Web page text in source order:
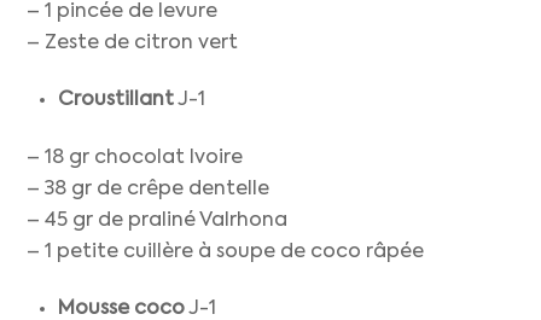
– 1 pincée de levure
– Zeste de citron vert
CroustillantJ-1
– 18 gr chocolat Ivoire
– 38 gr de crêpe dentelle
– 45 gr de praliné Valrhona
– 1 petite cuillère à soupe de coco râpée
Mousse cocoJ-1